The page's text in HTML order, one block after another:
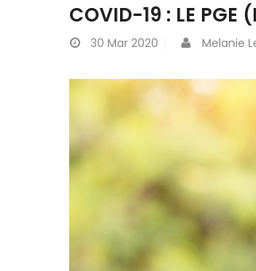
COVID-19 : LE PGE
30 Mar 2020 Melanie